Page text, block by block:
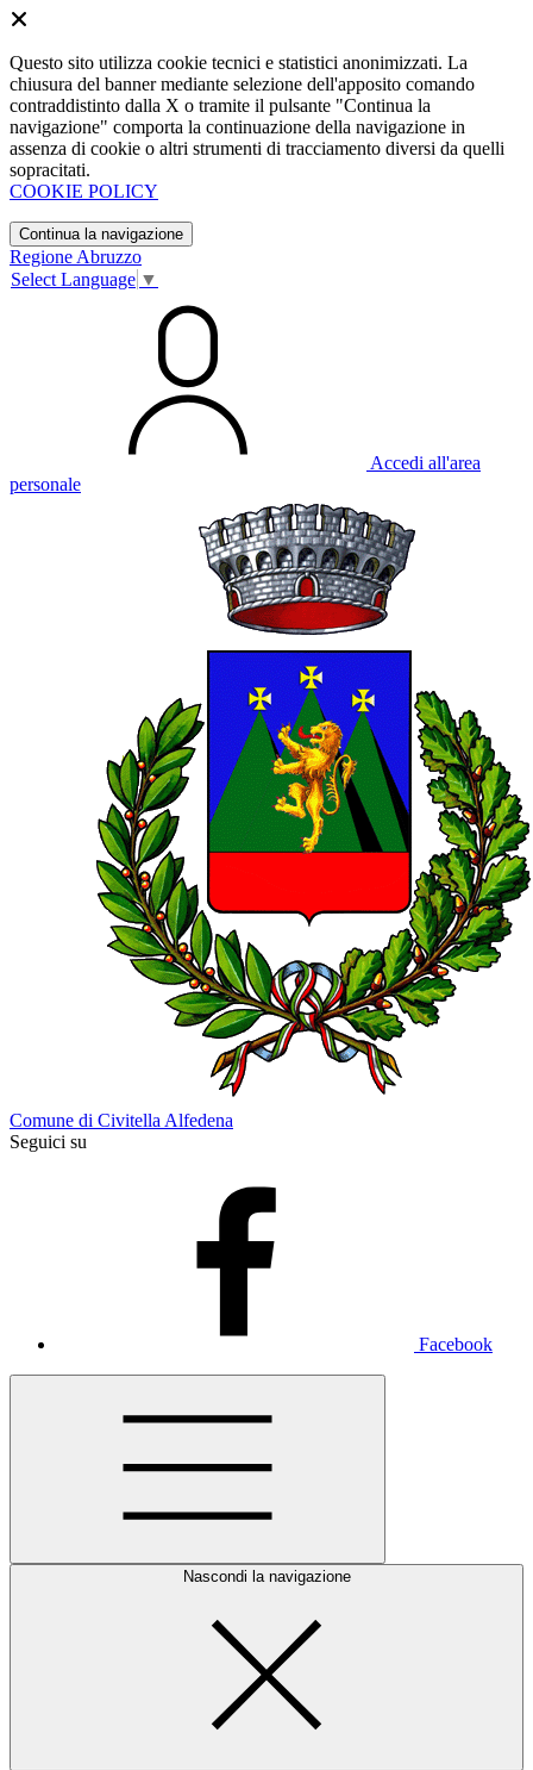
Questo sito utilizza cookie tecnici e statistici anonimizzati. La
chiusura del banner mediante selezione dell'apposito comando
contraddistinto dalla X o tramite il pulsante "Continua la
navigazione" comporta la continuazione della navigazione in
assenza di cookie o altri strumenti di tracciamento diversi da quelli
sopracitati.
COOKIE POLICY
Continua la navigazione
Regione Abruzzo
Select Language ▼
Accedi all'area
personale
Comune di Civitella Alfedena
Seguici su
Facebook
Nascondi la navigazione